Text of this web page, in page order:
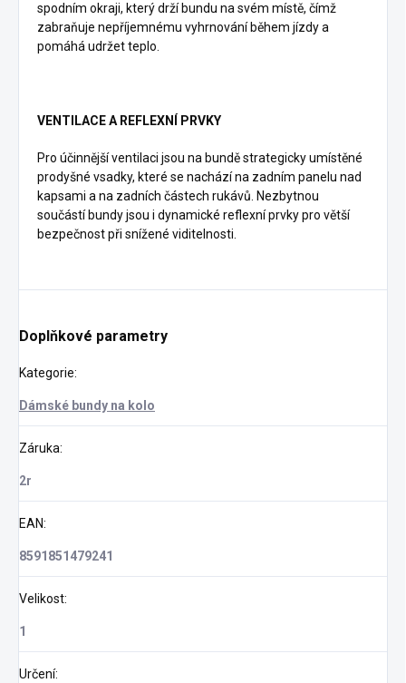
spodním okraji, který drží bundu na svém místě, čímž
zabraňuje nepříjemnému vyhrnování během jízdy a
pomáhá udržet teplo.
VENTILACE A REFLEXNÍ PRVKY
Pro účinnější ventilaci jsou na bundě strategicky umístěné
prodyšné vsadky, které se nachází na zadním panelu nad
kapsami a na zadních částech rukávů. Nezbytnou
součástí bundy jsou i dynamické reflexní prvky pro větší
bezpečnost při snížené viditelnosti.
Doplňkové parametry
Kategorie:
Dámské bundy na kolo
Záruka:
2r
EAN:
8591851479241
Velikost:
1
Určení: